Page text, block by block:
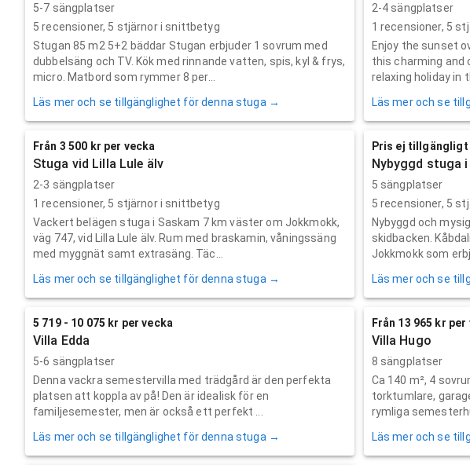
5-7 sängplatser
5 recensioner, 5 stjärnor i snittbetyg
Stugan 85 m2 5+2 bäddar Stugan erbjuder 1 sovrum med
dubbelsäng och TV. Kök med rinnande vatten, spis, kyl & frys,
micro. Matbord som rymmer 8 per...
Läs mer och se tillgänglighet för denna stuga →
2-4 sängplatser
1 recensioner, 5
Enjoy the sunset
this charming and
relaxing holiday in
Läs mer och se
Från 3 500 kr per vecka
Stuga vid Lilla Lule älv
2-3 sängplatser
1 recensioner, 5 stjärnor i snittbetyg
Vackert belägen stuga i Saskam 7 km väster om Jokkmokk,
väg 747, vid Lilla Lule älv. Rum med braskamin, våningssäng
med myggnät samt extrasäng. Täc...
Läs mer och se tillgänglighet för denna stuga →
Pris ej tillgängligt
Nybyggd stuga
5 sängplatser
5 recensioner, 5
Nybyggd och
skidbacken.
Jokkmokk som
Läs mer och se
5 719 - 10 075 kr per vecka
Villa Edda
5-6 sängplatser
Denna vackra semestervilla med trädgård är den perfekta
platsen att koppla av på! Den är idealisk för en
familjesemester, men är också ett perfekt ...
Läs mer och se tillgänglighet för denna stuga →
Från 13 965 kr per
Villa Hugo
8 sängplatser
Ca 140 m², 4
torktumlare,
rymliga
Läs mer och se